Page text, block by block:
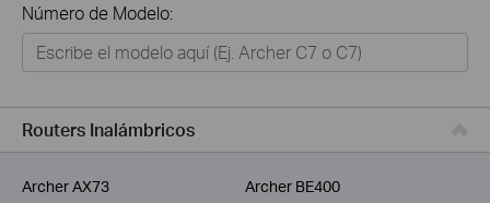
Hogar
Hogar Inteligente
Negocios
Proveedor de Servicios
Número de Modelo:
Routers Inalámbricos
Archer AX73
Archer BE400